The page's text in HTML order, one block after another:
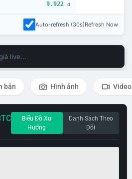
9.922 đ
Auto-refresh (30s)Refresh Now
live...
bản Hình ảnh Video
Biểu Đồ Xu
Hướng
Danh Sách Theo
Dõi